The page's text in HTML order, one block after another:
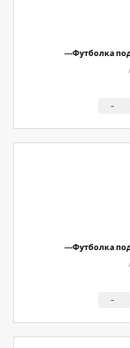
Доставка
Политика
---Футболка
-
---Футболка
-